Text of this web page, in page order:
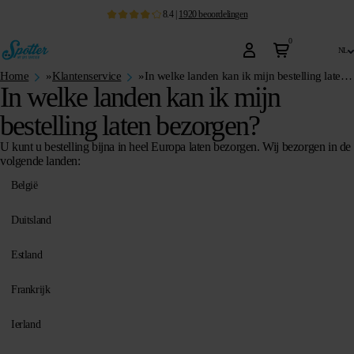
8.4| 1920beoordelingen
0
nl
Home »Klantenservice » In welke landen kan ik mijn bestelling laten bezorgen?
In welke landen kan ik mijn
bestelling laten bezorgen?
U kunt u bestelling bijna in heel Europa laten bezorgen. Wij bezorgen in de
volgende landen:
België
Duitsland
Estland
Frankrijk
Ierland